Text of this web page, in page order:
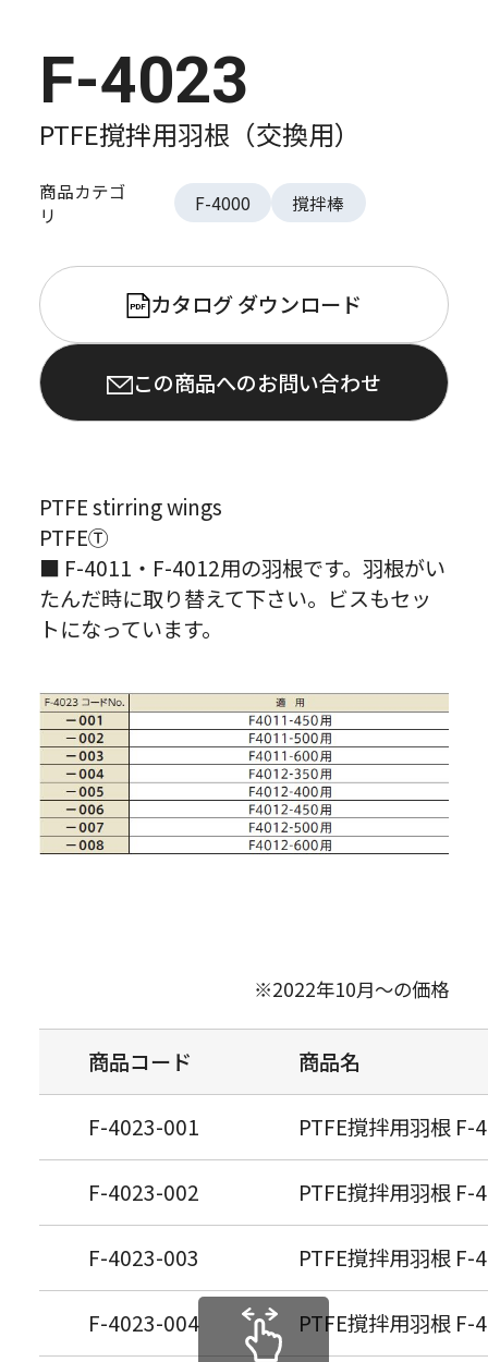
F-4023
PTFE撹拌用羽根（交換用）
商品カテゴ
リ
F-4000 撹拌棒
PDF カタログ ダウンロード
この商品へのお問い合わせ
PTFE stirring wings
PTFEⓉ
■ F-4011・F-4012用の羽根です。羽根がい
たんだ時に取り替えて下さい。ビスもセッ
トになっています。
※2022年10月～の価格
商品コード 商品名
F-4023-001 PTFE撹拌用羽根
F-4023-002 PTFE撹拌用羽根
F-4023-003 PTFE撹拌用羽根
F-4023-004 PTFE撹拌用羽根